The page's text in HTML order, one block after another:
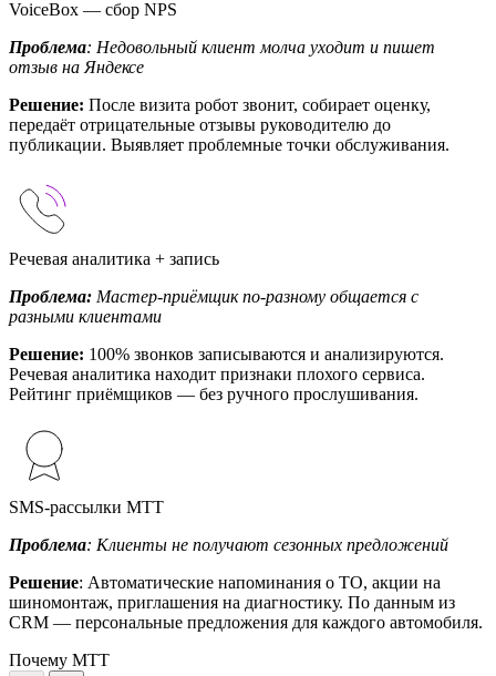
VoiceBox — сбор NPS
Проблема: Недовольный клиент молча уходит и пишет
отзыв на Яндексе
Решение: После визита робот звонит, собирает оценку,
передаёт отрицательные отзывы руководителю до
публикации. Выявляет проблемные точки обслуживания.
Речевая аналитика + запись
Проблема: Мастер-приёмщик по-разному общается с
разными клиентами
Решение: 100% звонков записываются и анализируются.
Речевая аналитика находит признаки плохого сервиса.
Рейтинг приёмщиков — без ручного прослушивания.
SMS-рассылки МТТ
Проблема: Клиенты не получают сезонных предложений
Решение: Автоматические напоминания о ТО, акции на
шиномонтаж, приглашения на диагностику. По данным из
CRM — персональные предложения для каждого автомобиля.
Почему МТТ